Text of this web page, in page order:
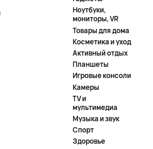
Ноутбуки,
мониторы, VR
Товары для дома
Косметика и уход
Активный отдых
Планшеты
Игровые консоли
Камеры
TV и
мультимедиа
Музыка и звук
Спорт
Здоровье